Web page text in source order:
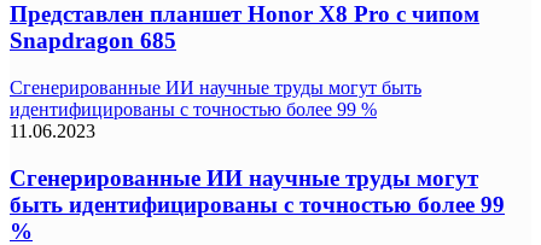
Представлен планшет Honor X8 Pro с чипом
Snapdragon 685
Сгенерированные ИИ научные труды могут быть
идентифицированы с точностью более 99 %
11.06.2023
Сгенерированные ИИ научные труды могут
быть идентифицированы с точностью более 99
%